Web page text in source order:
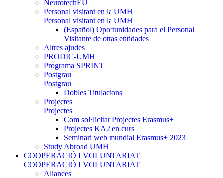
NeurotechEU
Personal visitant en la UMH
Personal visitant en la UMH
(Español) Oportunidades para el Personal
Visitante de otras entidades
Altres ajudes
PRODIC-UMH
Programa SPRINT
Postgrau
Postgrau
Dobles Titulacions
Projectes
Projectes
Com sol·licitar Projectes Erasmus+
Projectes KA2 en curs
Seminari web mundial Erasmus+ 2023
Study Abroad UMH
COOPERACIÓ I VOLUNTARIAT
COOPERACIÓ I VOLUNTARIAT
Aliances